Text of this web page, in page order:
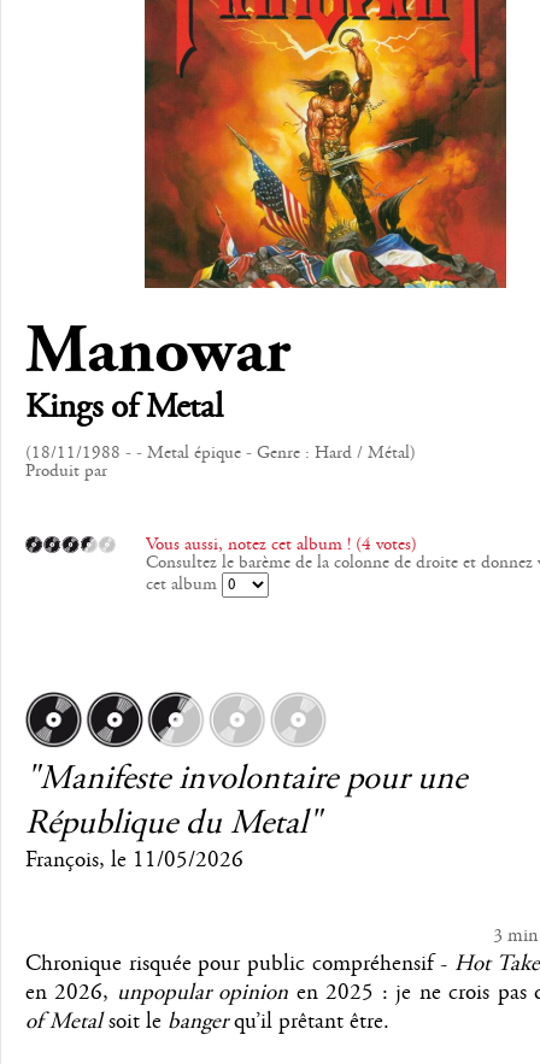
Manowar
Kings of Metal
(18/11/1988 - - Metal épique - Genre : Hard / Métal)
Produit par
Vous aussi, notez cet album ! (4 votes)
Consultez le barème de la colonne de droite et donnez
cet album
"Manifeste involontaire pour une
République du Metal"
François, le 11/05/2026
3 min
Chronique risquée pour public compréhensif - Hot Take
en 2026, unpopular opinion en 2025 : je ne crois pas
of Metalsoit le bangerqu’il prêtant être.